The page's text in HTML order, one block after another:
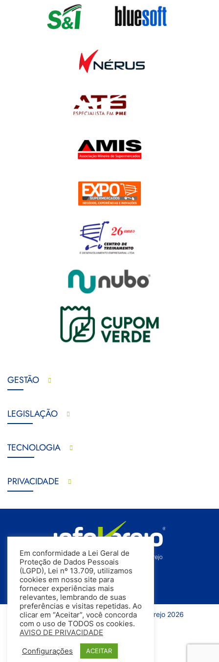
GESTÃO
LEGISLAÇÃO
TECNOLOGIA
PRIVACIDADE
Todos os direitos reservados | InfoVarejo 2026
Em conformidade a Lei Geral de
Proteção de Dados Pessoais
(LGPD), Lei nº 13.709, utilizamos
cookies em nosso site para
fornecer experiências mais
relevantes, lembrando de suas
preferências e visitas repetidas. Ao
clicar em “Aceitar”, você concorda
com o uso de TODOS os cookies.
AVISO DE PRIVACIDADE
Configurações ACEITAR